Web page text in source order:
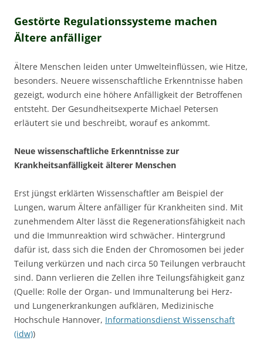
Gestörte Regulationssysteme machen
Ältere anfälliger
Ältere Menschen leiden unter Umwelteinflüssen, wie Hitze,
besonders. Neuere wissenschaftliche Erkenntnisse haben
gezeigt, wodurch eine höhere Anfälligkeit der Betroffenen
entsteht. Der Gesundheitsexperte Michael Petersen
erläutert sie und beschreibt, worauf es ankommt.
Neue wissenschaftliche Erkenntnisse zur
Krankheitsanfälligkeit älterer Menschen
Erst jüngst erklärten Wissenschaftler am Beispiel der
Lungen, warum Ältere anfälliger für Krankheiten sind. Mit
zunehmendem Alter lässt die Regenerationsfähigkeit nach
und die Immunreaktion wird schwächer. Hintergrund
dafür ist, dass sich die Enden der Chromosomen bei jeder
Teilung verkürzen und nach circa 50 Teilungen verbraucht
sind. Dann verlieren die Zellen ihre Teilungsfähigkeit ganz
(Quelle: Rolle der Organ- und Immunalterung bei Herz-
und Lungenerkrankungen aufklären, Medizinische
Hochschule Hannover, Informationsdienst Wissenschaft
(idw))